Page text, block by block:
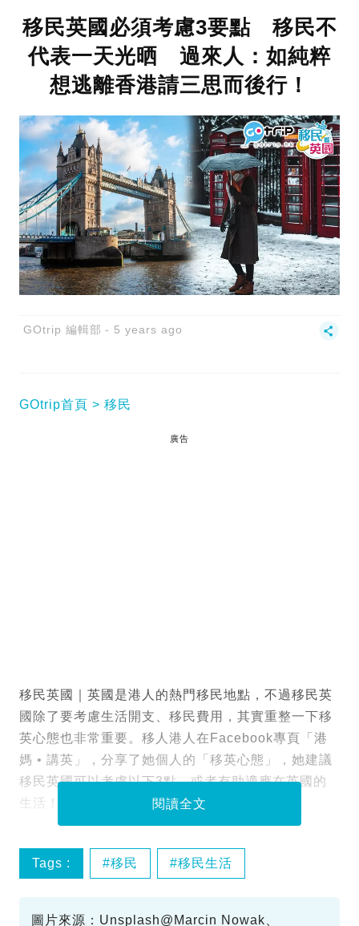
移民英國必須考慮3要點 移民不
代表一天光晒 過來人：如純粹
想逃離香港請三思而後行！
GOtrip 編輯部 5 years ago
GOtrip首頁 移民
廣告
移民英國｜英國是港人的熱門移民地點，不過移民英
國除了要考慮生活開支、移民費用，其實重整一下移
英心態也非常重要。移人港人在Facebook專頁「港
媽 • 講英」，分享了她個人的「移英心態」，她建議
移民英國可以考慮以下3點，或者有助適應在英國的
生活！
閱讀全文
Tags : 移民 移民生活
圖片來源：Unsplash@Marcin Nowak、